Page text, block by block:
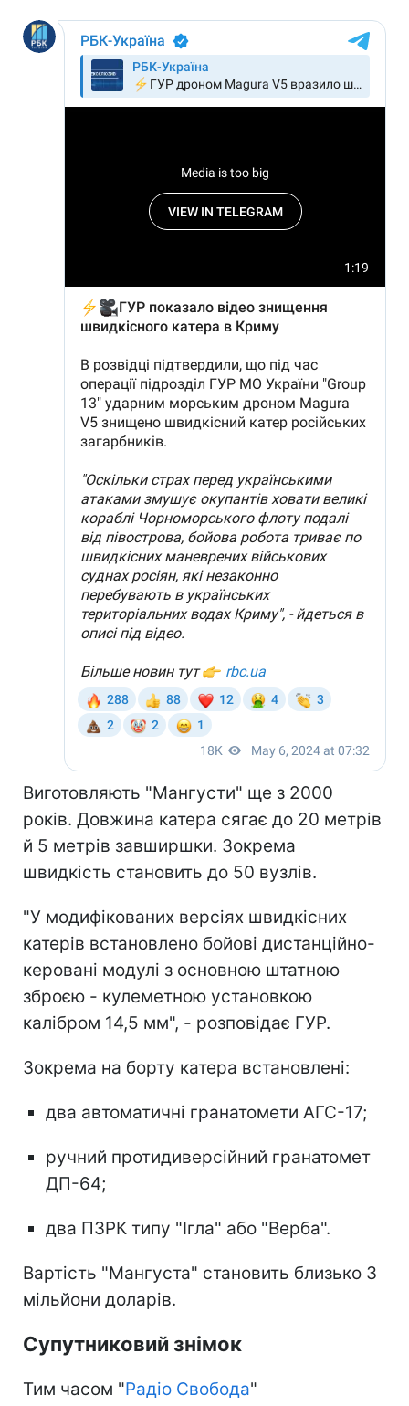
Виготовляють "Мангусти" ще з 2000
років. Довжина катера сягає до 20 метрів
й 5 метрів завширшки. Зокрема
швидкість становить до 50 вузлів.
"У модифікованих версіях швидкісних
катерів встановлено бойові дистанційно-
керовані модулі з основною штатною
зброєю - кулеметною установкою
калібром 14,5 мм", - розповідає ГУР.
Зокрема на борту катера встановлені:
два автоматичні гранатомети АГС-17;
ручний протидиверсійний гранатомет
ДП-64;
два ПЗРК типу "Ігла" або "Верба".
Вартість "Мангуста" становить близько 3
мільйони доларів.
Супутниковий знімок
Тим часом "Радіо Свобода"